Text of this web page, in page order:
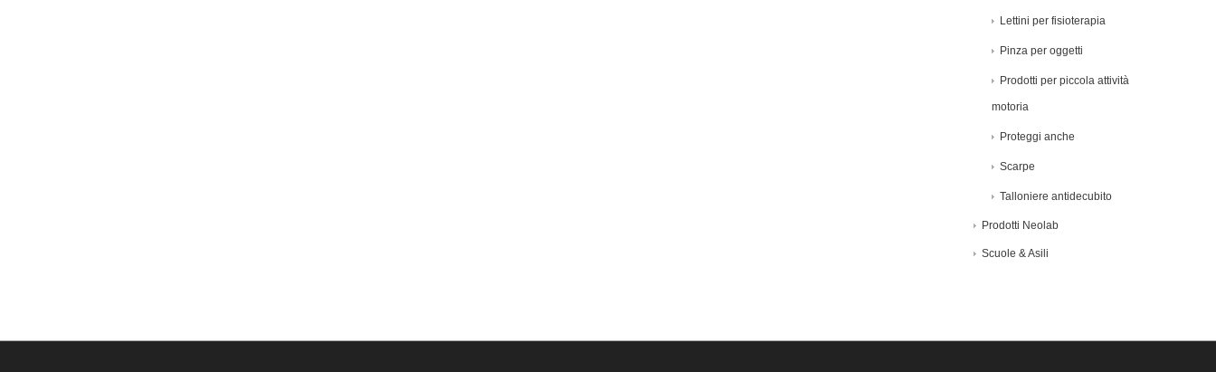
Lettini per fisioterapia
Pinza per oggetti
Prodotti per piccola attività
motoria
Proteggi anche
Scarpe
Talloniere antidecubito
Prodotti Neolab
Scuole & Asili